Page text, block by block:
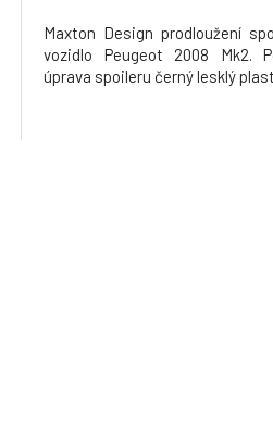
Maxton Design prodloužení
vozidlo Peugeot 2008 Mk2.
úprava spoileru černý lesklý